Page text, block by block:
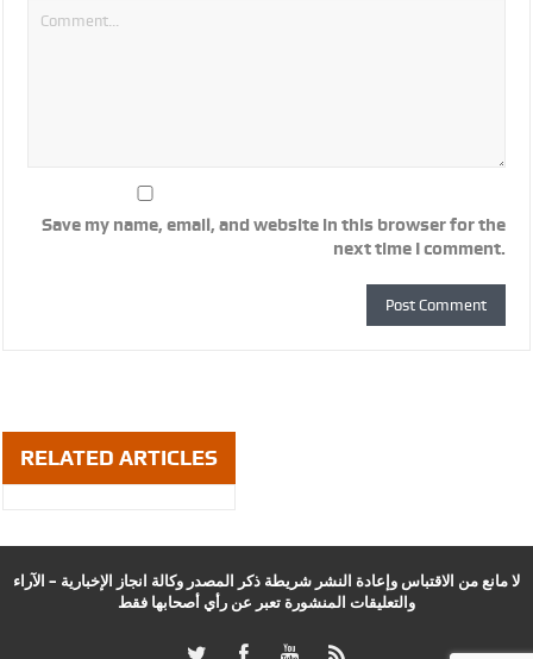
Save my name, email, and website in this browser for the
next time I comment.
RELATED ARTICLES
لا مانع من الاقتباس وإعادة النشر شريطة ذكر المصدر وكالة انجاز الإخبارية – الآراء
والتعليقات المنشورة تعبر عن رأي أصحابها فقط